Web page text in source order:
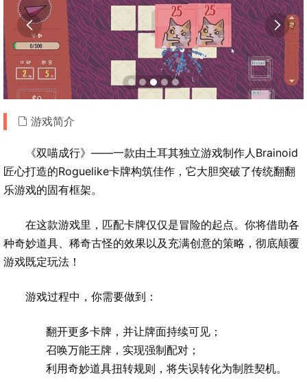
 
游戏简介
《双喵成行》——一款由土耳其独立游戏制作人Brainoid
匠心打造的Roguelike卡牌构筑佳作，它大胆突破了传统翻翻
乐游戏的固有框架。
在这款游戏里，匹配卡牌仅仅是冒险的起点。你将借助各
种奇妙道具、稀奇古怪的效果以及充满创意的策略，彻底颠覆
游戏既定玩法！
游戏过程中，你需要做到：
翻开更多卡牌，并让牌面持续可见；
召唤万能王牌，实现强制配对；
利用奇妙道具扭转规则，将失误转化为制胜契机。